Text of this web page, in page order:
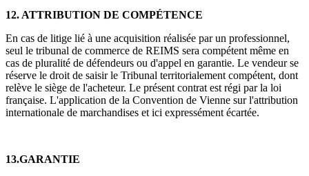
12. ATTRIBUTION DE COMPÉTENCE
En cas de litige lié à une acquisition réalisée par un professionnel,
seul le tribunal de commerce de REIMS sera compétent même en
cas de pluralité de défendeurs ou d'appel en garantie. Le vendeur se
réserve le droit de saisir le Tribunal territorialement compétent, dont
relève le siège de l'acheteur. Le présent contrat est régi par la loi
française. L'application de la Convention de Vienne sur l'attribution
internationale de marchandises et ici expressément écartée.
13.GARANTIE